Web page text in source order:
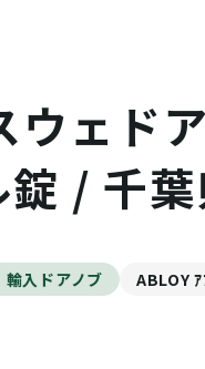
ウェド
/ 千
輸入ドアノブ ABLOY ｱ